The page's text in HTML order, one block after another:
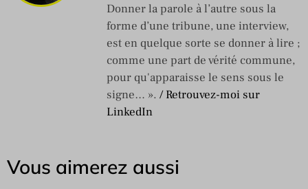
Donner la parole à l’autre sous la
forme d’une tribune, une interview,
est en quelque sorte se donner à lire ;
comme une part de vérité commune,
pour qu'apparaisse le sens sous le
signe… ». / Retrouvez-moi sur
LinkedIn
Vous aimerez aussi